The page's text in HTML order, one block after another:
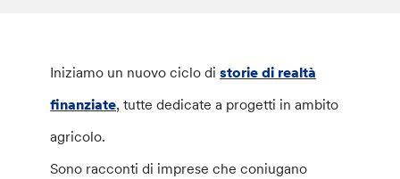
Iniziamo un nuovo ciclo distorie di realtà
finanziate, tutte dedicate a progetti in ambito
agricolo.
Sono racconti di imprese che coniugano